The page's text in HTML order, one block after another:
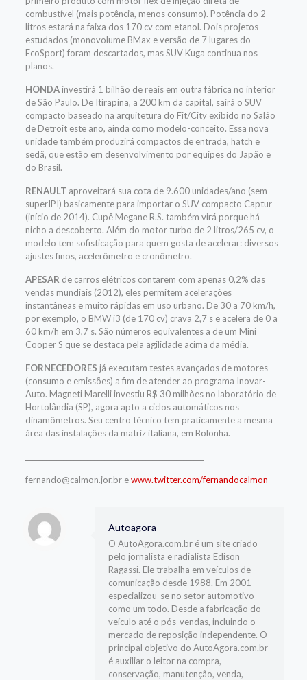
combustível (mais potência, menos consumo). Potência do 2-
litros estará na faixa dos 170 cv com etanol. Dois projetos
estudados (monovolume BMax e versão de 7 lugares do
EcoSport) foram descartados, mas SUV Kuga continua nos
planos.
HONDAinvestirá 1 bilhão de reais em outra fábrica no interior
de São Paulo. De Itirapina, a 200 km da capital, sairá o SUV
compacto baseado na arquitetura do Fit/City exibido no Salão
de Detroit este ano, ainda como modelo-conceito. Essa nova
unidade também produzirá compactos de entrada, hatch e
sedã, que estão em desenvolvimento por equipes do Japão e
do Brasil.
RENAULT aproveitará sua cota de 9.600 unidades/ano (sem
superIPI) basicamente para importar o SUV compacto Captur
(início de 2014). Cupê Megane R.S. também virá porque há
nicho a descoberto. Além do motor turbo de 2 litros/265 cv, o
modelo tem sofisticação para quem gosta de acelerar: diversos
ajustes finos, acelerômetro e cronômetro.
APESAR de carros elétricos contarem com apenas 0,2% das
vendas mundiais (2012), eles permitem acelerações
instantâneas e muito rápidas em uso urbano. De 30 a 70 km/h,
por exemplo, o BMW i3 (de 170 cv) crava 2,7 s e acelera de 0 a
60 km/h em 3,7 s. São números equivalentes a de um Mini
Cooper S que se destaca pela agilidade acima da média.
FORNECEDORES já executam testes avançados de motores
(consumo e emissões) a fim de atender ao programa Inovar-
Auto. Magneti Marelli investiu R$ 30 milhões no laboratório de
Hortolândia (SP), agora apto a ciclos automáticos nos
dinamômetros. Seu centro técnico tem praticamente a mesma
área das instalações da matriz italiana, em Bolonha.
fernando@calmon.jor.br ewww.twitter.com/fernandocalmon
Autoagora
O AutoAgora.com.br é um site criado
pelo jornalista e radialista Edison
Ragassi. Ele trabalha em veículos de
comunicação desde 1988. Em 2001
especializou-se no setor automotivo
como um todo. Desde a fabricação do
veículo até o pós-vendas, incluindo o
mercado de reposição independente. O
principal objetivo do AutoAgora.com.br
é auxiliar o leitor na compra,
conservação, manutenção, venda,